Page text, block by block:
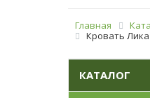
Главная
Кровать
КАТАЛОГ